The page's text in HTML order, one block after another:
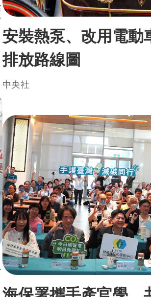
安裝熱泵、改用電
排放路線圖
中央社